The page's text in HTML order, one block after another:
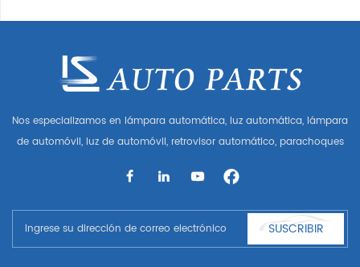
Nos especializamos en lámpara automática, luz automática, lámpara
de automóvil, luz de automóvil, retrovisor automático, parachoques
automático, parte del cuerpo automática, etc. y accesorios de
Benz, BMW
SUSCRIBIR